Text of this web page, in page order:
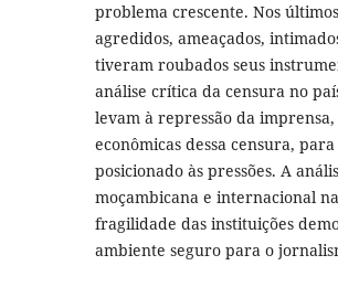
problema crescente. Nos
agredidos, ameaçados,
tiveram roubados seus
análise crítica da censura no
levam à repressão da
econômicas dessa censura,
posicionado às pressões. A
moçambicana e internacional
fragilidade das instituições
ambiente seguro para o